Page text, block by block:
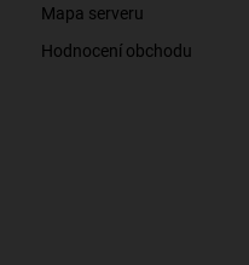
Mapa serveru
Hodnocení obchodu